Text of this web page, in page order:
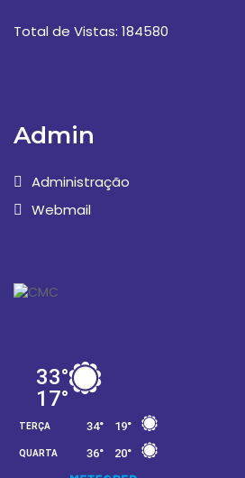
Total de Vistas: 184580
Admin
Administração
Webmail